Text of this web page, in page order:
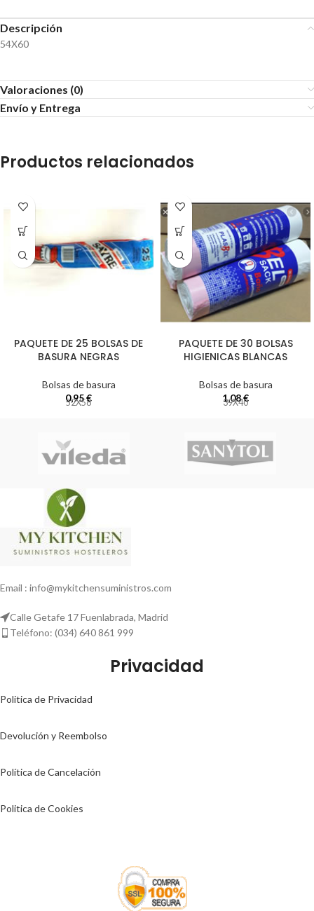
Descripción
54X60
Valoraciones (0)
Envío y Entrega
Productos relacionados
PAQUETE DE 25 BOLSAS DE
BASURA NEGRAS
Bolsas de basura
0,95€
52X58
PAQUETE DE 30 BOLSAS
HIGIENICAS BLANCAS
Bolsas de basura
1,08€
39X40
Email : info@mykitchensuministros.com
Calle Getafe 17 Fuenlabrada, Madrid
Teléfono: (034) 640 861 999
Privacidad
Politica de Privacidad
Devolución y Reembolso
Política de Cancelación
Politica de Cookies